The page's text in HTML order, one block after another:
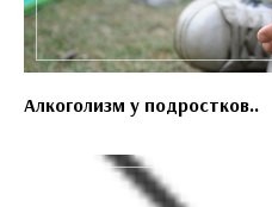
Алкоголизм у подростков..